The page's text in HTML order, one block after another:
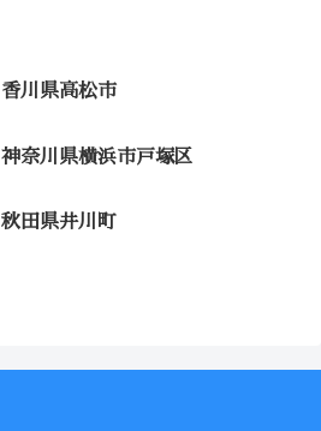
香川県高松市
神奈川県横浜市戸塚区
秋田県井川町